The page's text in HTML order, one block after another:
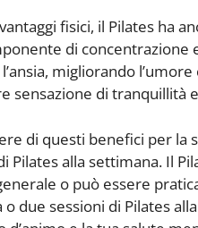
fisici, il Pilates ha
di concentrazione
migliorando
sensazione di tranquillità
di questi benefici per la
Pilates alla settimana. Il
o può essere
o due sessioni di Pilates